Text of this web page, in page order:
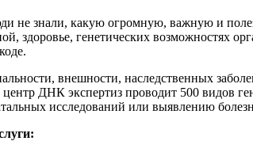
не знали, какую огромную, важную и
здоровье, генетических возможностях
внешности, наследственных
ДНК экспертиз проводит 500 видов
исследований или выявлению